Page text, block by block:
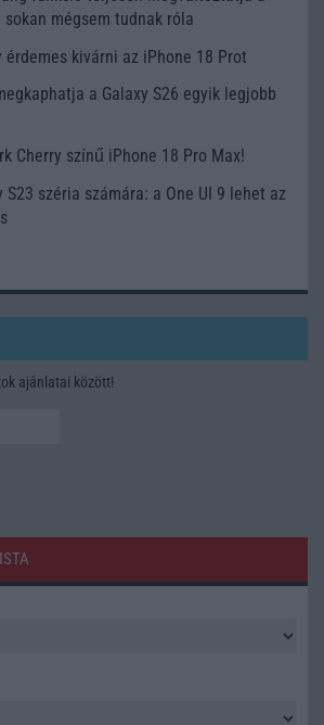
mégsem tudnak róla
érdemes kivárni az iPhone 18 Prot
a Galaxy S26 egyik legjobb
Cherry színű iPhone 18 Pro Max!
S23 széria számára: a One UI 9 lehet az
ajánlatai között!